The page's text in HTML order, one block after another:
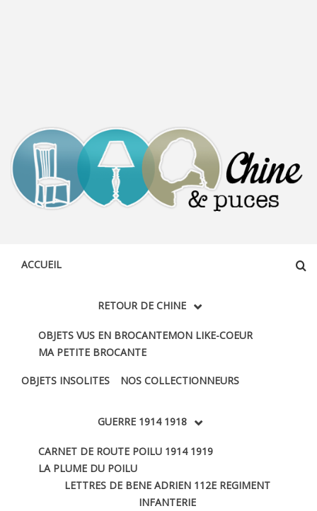
ACCUEIL
RETOUR DE CHINE
OBJETS VUS EN BROCANTEMON LIKE-COEUR
MA PETITE BROCANTE
OBJETS INSOLITES NOS COLLECTIONNEURS
GUERRE 1914 1918
CARNET DE ROUTE POILU 1914 1919
LA PLUME DU POILU
LETTRES DE BENE ADRIEN 112E REGIMENT
INFANTERIE